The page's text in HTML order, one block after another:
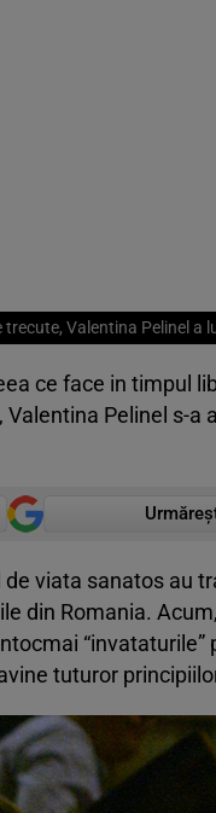
trecute, Valentina Pelinel a
ce face in timpul
Pelinel s-a
viata sanatos au
din Romania.
“invataturile”
tuturor